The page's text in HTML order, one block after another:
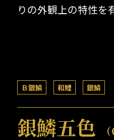
りの外観上の特性を
Ｂ銀鱗 和鯉 銀鱗
銀鱗五色